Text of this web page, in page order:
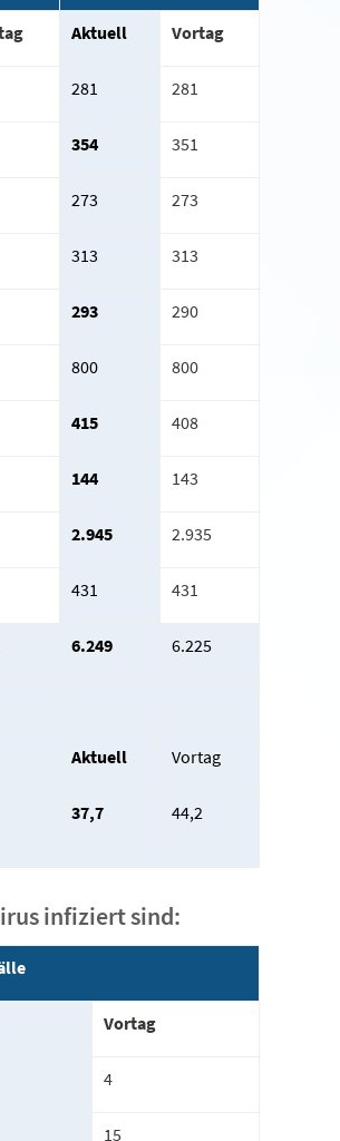
Aktuell Vortag
281 281
354 351
273 273
313 313
293 290
800 800
415 408
144 143
2.945 2.935
431 431
6.249 6.225
Aktuell Vortag
37,7 44,2
infiziert sind:
Vortag
4
15